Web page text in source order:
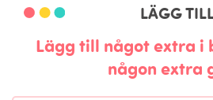
LÄGG
Lägg till något extra i
någon extra